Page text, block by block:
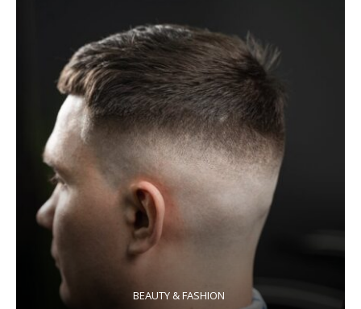
BEAUTY & FASHION